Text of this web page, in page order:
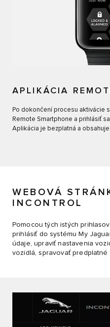
APLIKÁCIA
Po dokončení procesu aktivácie
Remote Smartphone a prihlásiť
Aplikácia je bezplatná a
WEBOVÁ
INCONTROL
Pomocou tých istých
prihlásiť do systému My
údaje, upraviť nastavenia
vozidlá, spravovať